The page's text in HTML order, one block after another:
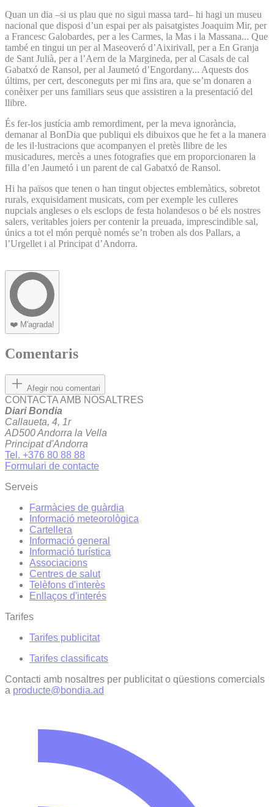
Quan un dia –si us plau que no sigui massa tard– hi hagi un museu
nacional que disposi d’un espai per als paisatgistes Joaquim Mir, per
a Francesc Galobardes, per a les Carmes, la Mas i la Massana... Que
també en tingui un per al Maseoveró d’Aixirivall, per a En Granja
de Sant Julià, per a l’Aern de la Margineda, per al Casals de cal
Gabatxó de Ransol, per al Jaumetó d’Engordany... Aquests dos
últims, per cert, desconeguts per mi fins ara, que se’m donaren a
conèixer per uns familiars seus que assistiren a la presentació del
llibre.
És fer-los justícia amb remordiment, per la meva ignorància,
demanar al BonDia que publiqui els dibuixos que he fet a la manera
de les il·lustracions que acompanyen el pretès llibre de les
musicadures, mercès a unes fotografies que em proporcionaren la
filla d’en Jaumetó i un parent de cal Gabatxó de Ransol.
Hi ha països que tenen o han tingut objectes emblemàtics, sobretot
rurals, exquisidament musicats, com per exemple les culleres
nupcials angleses o els esclops de festa holandesos o bé els nostres
salers, veritables joiers per contenir la preuada, imprescindible sal,
únics a tot el món perquè només se’n troben als dos Pallars, a
l’Urgellet i al Principat d’Andorra.
❤️ M'agrada!
Comentaris
Afegir nou comentari
CONTACTA AMB NOSALTRES
Diari Bondia
Callaueta, 4, 1r
AD500 Andorra la Vella
Principat d'Andorra
Tel. +376 80 88 88
Formulari de contacte
Serveis
Farmàcies de guàrdia
Informació meteorològica
Cartellera
Informació general
Informació turística
Associacions
Centres de salut
Telèfons d'interès
Enllaços d'interés
Tarifes
Tarifes publicitat
Tarifes classificats
Contacti amb nosaltres per publicitat o qüestions comercials
a producte@bondia.ad